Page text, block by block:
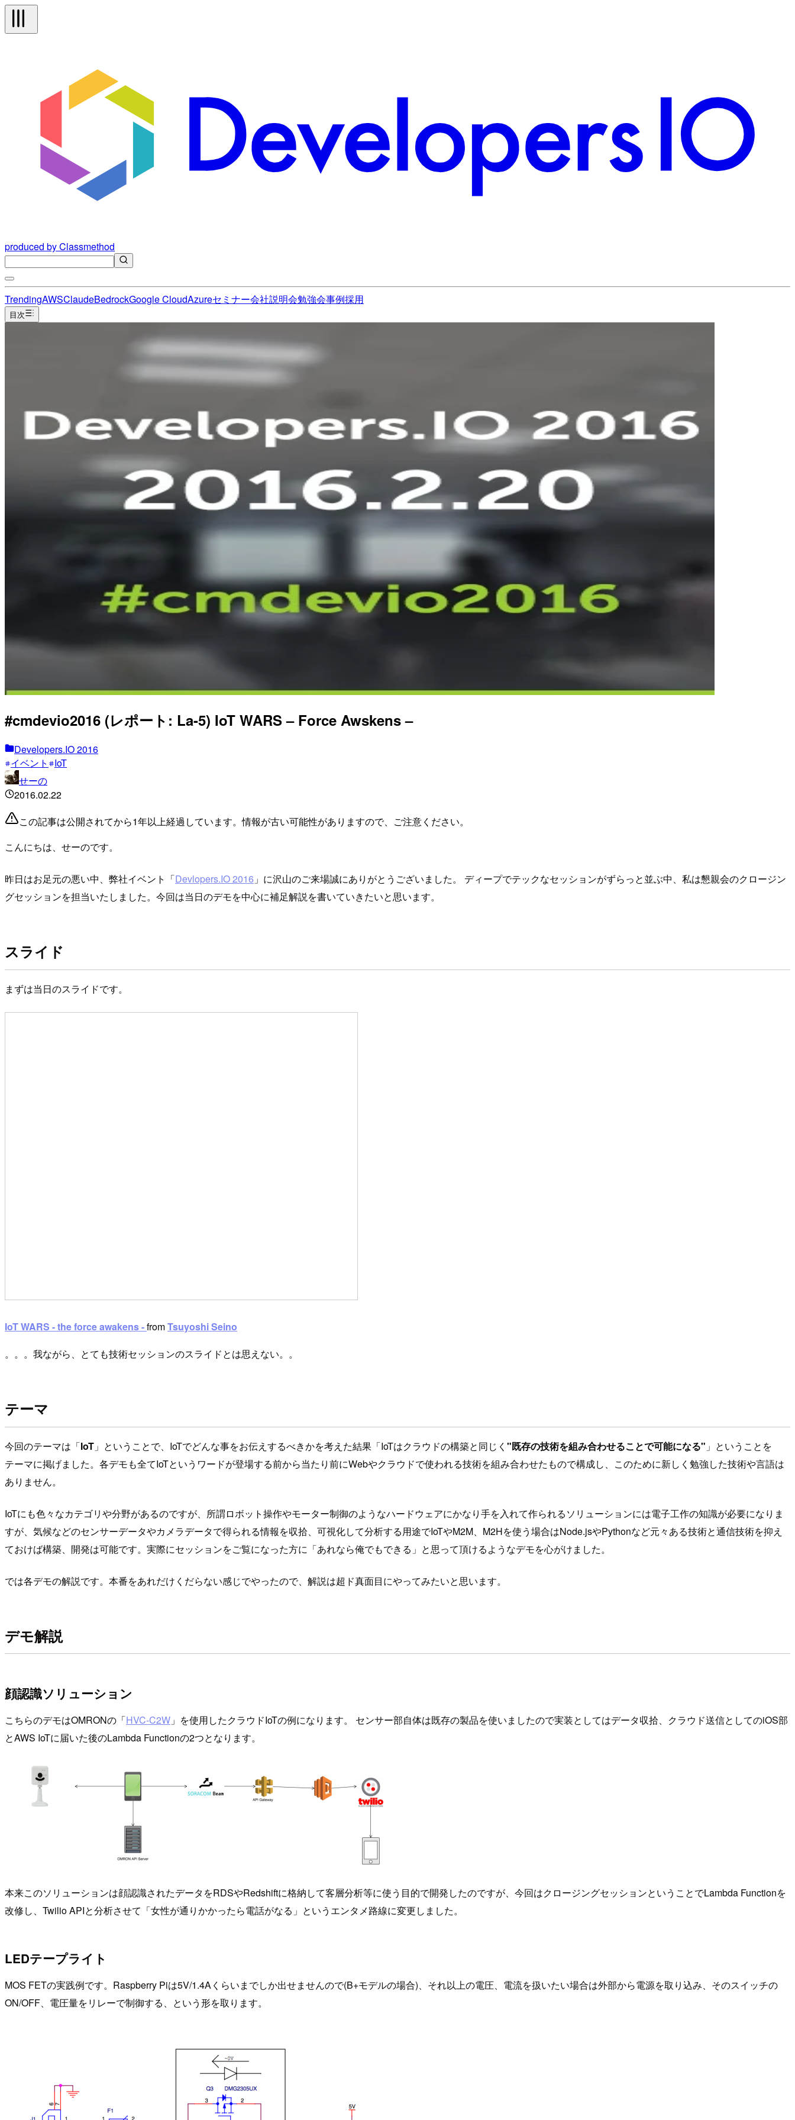
produced by Classmethod
TrendingAWSClaudeBedrockGoogle CloudAzureセミナー会社説明会勉強会事例採用
目次
#cmdevio2016 (レポート: La-5) IoT WARS – Force Awskens –
Developers.IO 2016
イベント
IoT
せーの
2016.02.22
この記事は公開されてから1年以上経過しています。情報が古い可能性がありますので、ご注意ください。
こんにちは、せーのです。
昨日はお足元の悪い中、弊社イベント「Devlopers.IO 2016 」に沢山のご来場誠にありがとうございました。 ディープでテックなセッションがずらっと並ぶ中、私は懇親会のクロージン
グセッションを担当いたしました。今回は当日のデモを中心に補足解説を書いていきたいと思います。
スライド
まずは当日のスライドです。
IoT WARS - the force awakens -fromTsuyoshi Seino
。。。我ながら、とても技術セッションのスライドとは思えない。。
テーマ
今回のテーマは「IoT 」ということで、IoTでどんな事をお伝えするべきかを考えた結果「IoTはクラウドの構築と同じく "既存の技術を組み合わせることで可能になる" 」ということを
テーマに掲げました。各デモも全てIoTというワードが登場する前から当たり前にWebやクラウドで使われる技術を組み合わせたもので構成し、このために新しく勉強した技術や言語は
ありません。
IoTにも色々なカテゴリや分野があるのですが、所謂ロボット操作やモーター制御のようなハードウェアにかなり手を入れて作られるソリューションには電子工作の知識が必要になりま
すが、気候などのセンサーデータやカメラデータで得られる情報を収拾、可視化して分析する用途でIoTやM2M、M2Hを使う場合はNode.jsやPythonなど元々ある技術と通信技術を抑え
ておけば構築、開発は可能です。実際にセッションをご覧になった方に「あれなら俺でもできる」と思って頂けるようなデモを心がけました。
では各デモの解説です。本番をあれだけくだらない感じでやったので、解説は超ド真面目にやってみたいと思います。
デモ解説
顔認識ソリューション
こちらのデモはOMRONの「HVC-C2W 」を使用したクラウドIoTの例になります。 センサー部自体は既存の製品を使いましたので実装としてはデータ収拾、クラウド送信としてのiOS部
とAWS IoTに届いた後のLambda Functionの2つとなります。
本来このソリューションは顔認識されたデータをRDSやRedshiftに格納して客層分析等に使う目的で開発したのですが、今回はクロージングセッションということでLambda Functionを
改修し、Twilio APIと分析させて「女性が通りかかったら電話がなる」というエンタメ路線に変更しました。
LEDテープライト
MOS FETの実践例です。Raspberry Piは5V/1.4Aくらいまでしか出せませんので(B+モデルの場合)、それ以上の電圧、電流を扱いたい場合は外部から電源を取り込み、そのスイッチの
ON/OFF、電圧量をリレーで制御する、という形を取ります。